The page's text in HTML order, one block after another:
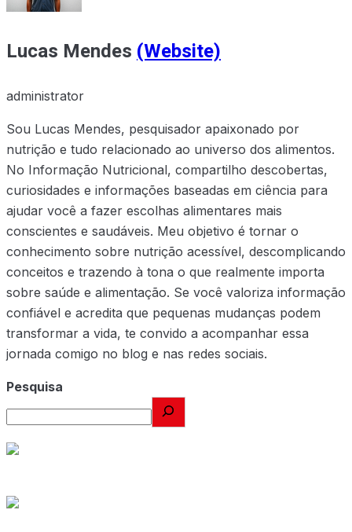
Lucas Mendes (Website)
administrator
Sou Lucas Mendes, pesquisador apaixonado por
nutrição e tudo relacionado ao universo dos alimentos.
No Informação Nutricional, compartilho descobertas,
curiosidades e informações baseadas em ciência para
ajudar você a fazer escolhas alimentares mais
conscientes e saudáveis. Meu objetivo é tornar o
conhecimento sobre nutrição acessível, descomplicando
conceitos e trazendo à tona o que realmente importa
sobre saúde e alimentação. Se você valoriza informação
confiável e acredita que pequenas mudanças podem
transformar a vida, te convido a acompanhar essa
jornada comigo no blog e nas redes sociais.
Pesquisa